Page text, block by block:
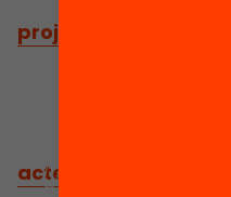
projectes
actes